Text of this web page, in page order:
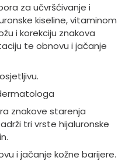
za učvršćivanje i
kiseline, vitaminom
i korekciju znakova
te obnovu i jačanje
znakove starenja
tri vrste hijaluronske
i jačanje kožne barijere.